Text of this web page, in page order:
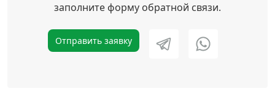
заполните форму обратной связи.
Отправить заявку